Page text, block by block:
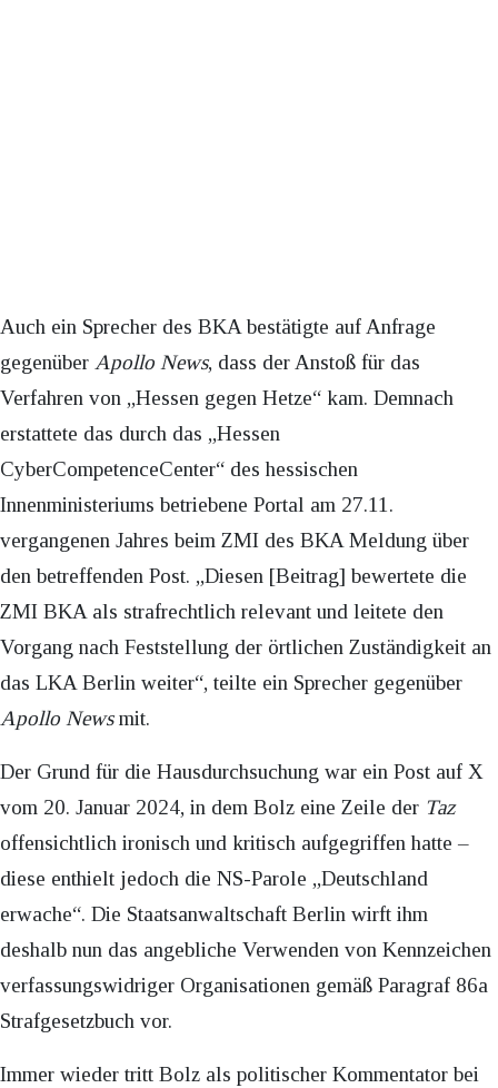
Auch ein Sprecher des BKA bestätigte auf Anfrage
gegenüber Apollo News, dass der Anstoß für das
Verfahren von „Hessen gegen Hetze“ kam. Demnach
erstattete das durch das „Hessen
CyberCompetenceCenter“ des hessischen
Innenministeriums betriebene Portal am 27.11.
vergangenen Jahres beim ZMI des BKA Meldung über
den betreffenden Post. „Diesen [Beitrag] bewertete die
ZMI BKA als strafrechtlich relevant und leitete den
Vorgang nach Feststellung der örtlichen Zuständigkeit an
das LKA Berlin weiter“, teilte ein Sprecher gegenüber
Apollo Newsmit.
Der Grund für die Hausdurchsuchung war ein Post auf X
vom 20. Januar 2024, in dem Bolz eine Zeile der Taz
offensichtlich ironisch und kritisch aufgegriffen hatte –
diese enthielt jedoch die NS-Parole „Deutschland
erwache“. Die Staatsanwaltschaft Berlin wirft ihm
deshalb nun das angebliche Verwenden von Kennzeichen
verfassungswidriger Organisationen gemäß Paragraf 86a
Strafgesetzbuch vor.
Immer wieder tritt Bolz als politischer Kommentator bei